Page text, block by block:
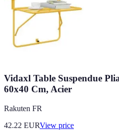
Vidaxl Table Suspendue
60x40 Cm, Acier
Rakuten FR
42.22 EURView price